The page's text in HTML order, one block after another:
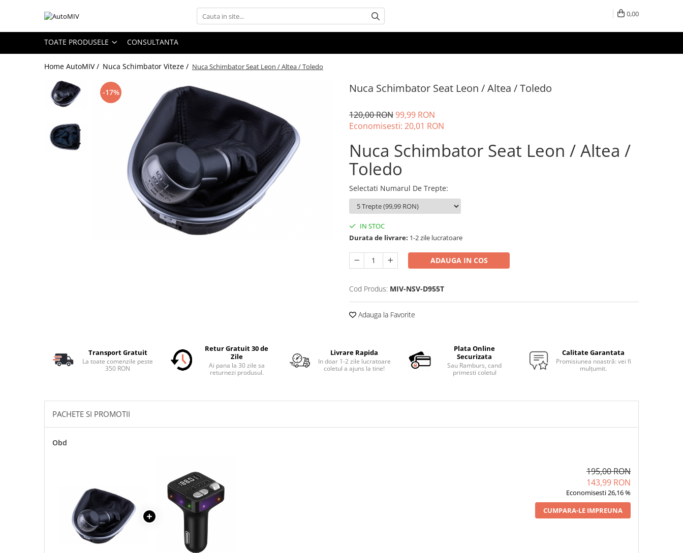
Toate Produsele
Oferta Saptamanii
Butoane Geam
Seturi Butoane
Butoane Blocare/Deblocare
Huse Scaune Auto
Covorase Auto/ Presuri Auto
Seturi Interior
Accesorii Siguranta Auto
Carcasa Cheie
Accesorii pentru Roti si Anvelope
Organizatoare Auto
0,00
TOATE PRODUSELE CONSULTANTA
Home AutoMIV / Nuca Schimbator Viteze / Nuca Schimbator Seat Leon / Altea / Toledo
Nuca Schimbator Seat Leon / Altea / Toledo
-17%
120,00 RON99,99 RON
Economisesti: 20,01 RON
Nuca Schimbator Seat Leon / Altea /
Toledo
Selectati Numarul De Trepte:
IN STOC
Durata de livrare: 1-2 zile lucratoare
ADAUGA IN COS
Cod Produs: MIV-NSV-D955T
Adauga la Favorite
Transport Gratuit
La toate comenzile peste
350 RON
Retur Gratuit 30 de
Zile
Ai pana la 30 zile sa
returnezi produsul.
Livrare Rapida
In doar 1-2 zile lucratoare
coletul a ajuns la tine!
Plata Online
Securizata
Sau Ramburs, cand
primesti coletul
Calitate Garantata
Promisiunea noastră: vei fi
mulțumit.
PACHETE SI PROMOTII
Obd
195,00 RON
143,99 RON
Economisesti 26,16 %
CUMPARA-LE IMPREUNA